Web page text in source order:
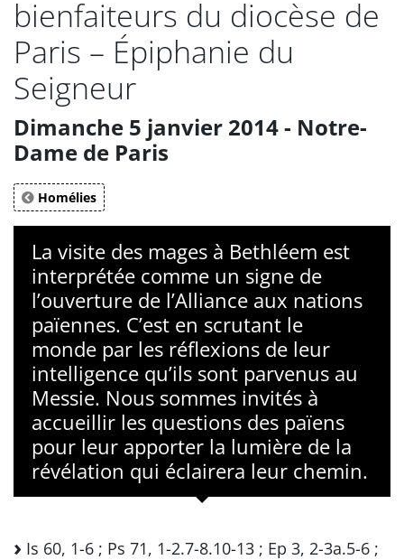
bienfaiteurs du diocèse de
Paris – Épiphanie du
Seigneur
Dimanche 5 janvier 2014 - Notre-
Dame de Paris
Homélies
La visite des mages à Bethléem est
interprétée comme un signe de
l’ouverture de l’Alliance aux nations
païennes. C’est en scrutant le
monde par les réflexions de leur
intelligence qu’ils sont parvenus au
Messie. Nous sommes invités à
accueillir les questions des païens
pour leur apporter la lumière de la
révélation qui éclairera leur chemin.
Is 60, 1-6 ; Ps 71, 1-2.7-8.10-13 ; Ep 3, 2-3a.5-6 ;